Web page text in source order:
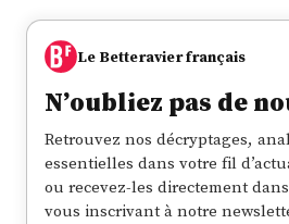
Le Betteravier français
N’oubliez pas de
Retrouvez nos décryptages,
essentielles dans votre fil
ou recevez-les directement
vous inscrivant à notre